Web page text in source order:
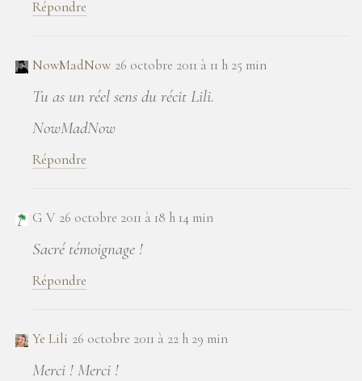
Répondre
NowMadNow 26 octobre 2011 à 11 h 25 min
Tu as un réel sens du récit Lili.
NowMadNow
Répondre
G V 26 octobre 2011 à 18 h 14 min
Sacré témoignage !
Répondre
Ye Lili 26 octobre 2011 à 22 h 29 min
Merci ! Merci !